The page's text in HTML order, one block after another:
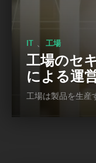
工場
工場のセ
による運
工場は製品を生産